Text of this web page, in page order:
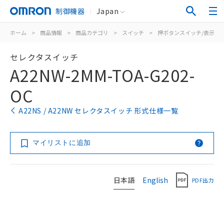
制御機器 Japan
ホーム > 商品情報 > 商品カテゴリ > スイッチ > 押ボタンスイッチ/表示灯
セレクタスイッチ
A22NW-2MM-TOA-G202-
OC
A22NS / A22NW セレクタスイッチ 形式仕様一覧
マイリストに追加
日本語 English PDF出力